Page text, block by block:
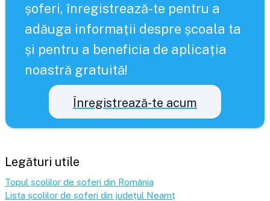
șoferi, înregistrează-te pentru a
adăuga informații despre școala ta
și pentru a beneficia de aplicația
noastră gratuită!
Înregistrează-te acum
Legături utile
Topul școlilor de șoferi din România
Lista școlilor de șoferi din județul Neamț